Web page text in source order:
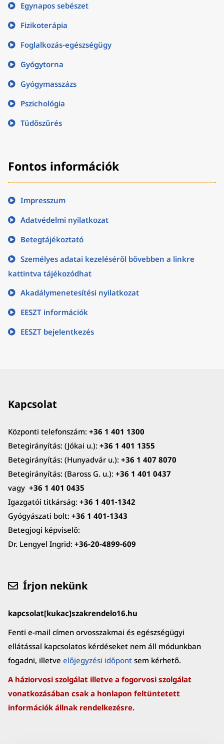
Egynapos sebészet
Fizikoterápia
Foglalkozás-egészségügy
Gyógytorna
Gyógymasszázs
Pszichológia
Tüdőszűrés
Fontos információk
Impresszum
Adatvédelmi nyilatkozat
Betegtájékoztató
Személyes adatai kezeléséről bővebben a linkre
kattintva tájékozódhat
Akadálymenetesítési nyilatkozat
EESZT információk
EESZT bejelentkezés
Kapcsolat
Központi telefonszám: +36 1 401 1300
Betegirányítás: (Jókai u.): +36 1 401 1355
Betegirányítás: (Hunyadvár u.): +36 1 407 8070
Betegirányítás: (Baross G. u.): +36 1 401 0437
vagy +36 1 401 0435
Igazgatói titkárság: +36 1 401-1342
Gyógyászati bolt: +36 1 401-1343
Betegjogi képviselő:
Dr. Lengyel Ingrid: +36-20-4899-609
Írjon nekünk
kapcsolat[kukac]szakrendelo16.hu
Fenti e-mail címen orvosszakmai és egészségügyi
ellátással kapcsolatos kérdéseket nem áll módunkban
fogadni, illetve előjegyzési időpontsem kérhető.
A háziorvosi szolgálat illetve a fogorvosi szolgálat
vonatkozásában csak a honlapon feltüntetett
információk állnak rendelkezésre.